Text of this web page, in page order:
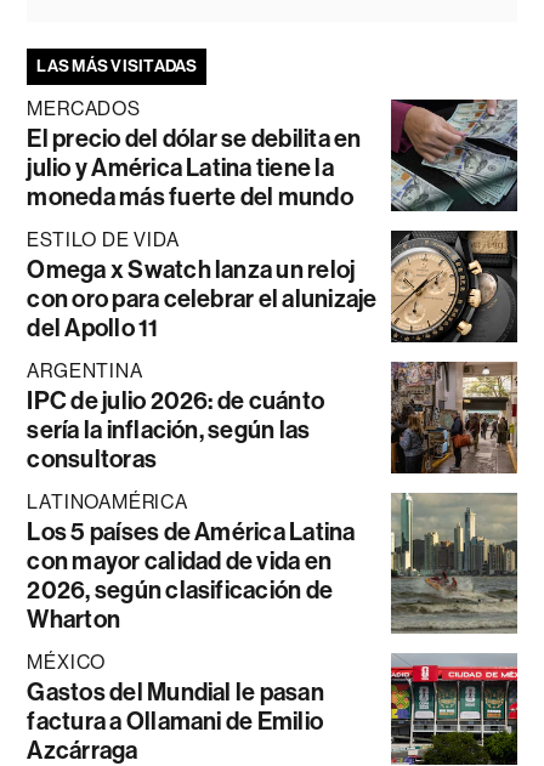
LAS MÁS VISITADAS
MERCADOS
El precio del dólar se debilita en
julio y América Latina tiene la
moneda más fuerte del mundo
ESTILO DE VIDA
Omega x Swatch lanza un reloj
con oro para celebrar el alunizaje
del Apollo 11
ARGENTINA
IPC de julio 2026: de cuánto
sería la inflación, según las
consultoras
LATINOAMÉRICA
Los 5 países de América Latina
con mayor calidad de vida en
2026, según clasificación de
Wharton
MÉXICO
Gastos del Mundial le pasan
factura a Ollamani de Emilio
Azcárraga